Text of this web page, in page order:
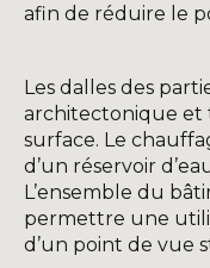
afin de réduire le
Les dalles des
architectonique et
surface. Le
d’un réservoir
L’ensemble du
permettre une
d’un point de vue